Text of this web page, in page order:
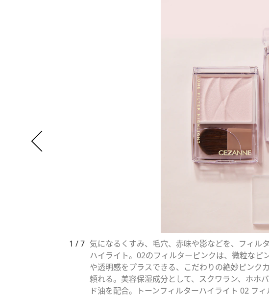
1 / 7 気になるくすみ、毛穴、赤味や影などを、フィル
ハイライト。02のフィルターピンクは、微粒な
や透明感をプラスできる、こだわりの絶妙ピンク
頼れる。美容保湿成分として、スクワラン、ホホ
ド油を配合。トーンフィルターハイライト 02 フ